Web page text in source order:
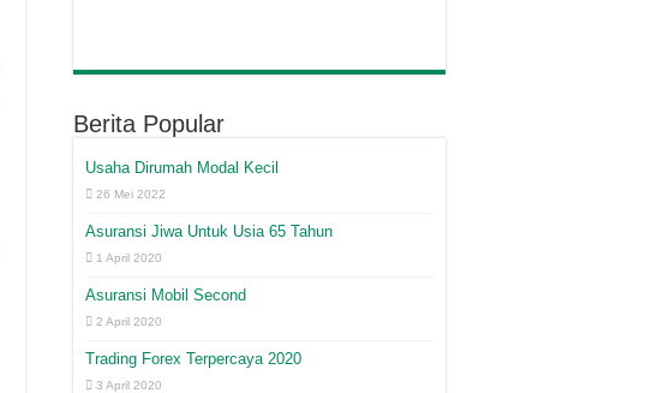
Berita Popular
Usaha Dirumah Modal Kecil
26 Mei 2022
Asuransi Jiwa Untuk Usia 65 Tahun
1 April 2020
Asuransi Mobil Second
2 April 2020
Trading Forex Terpercaya 2020
3 April 2020